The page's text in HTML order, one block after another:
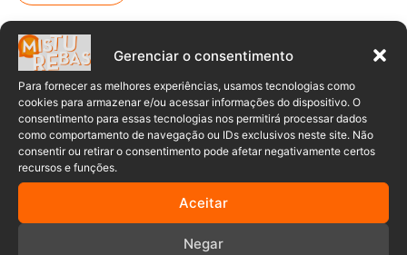
Gerenciar o consentimento
Para fornecer as melhores experiências, usamos tecnologias como
cookies para armazenar e/ou acessar informações do dispositivo. O
consentimento para essas tecnologias nos permitirá processar dados
como comportamento de navegação ou IDs exclusivos neste site. Não
consentir ou retirar o consentimento pode afetar negativamente certos
recursos e funções.
Aceitar
Negar
Anuncia – Lateral
Populares Recentes
Exigência de médico “brasileiro,
branco e cristão” termina em processo
por injúria racial em SC